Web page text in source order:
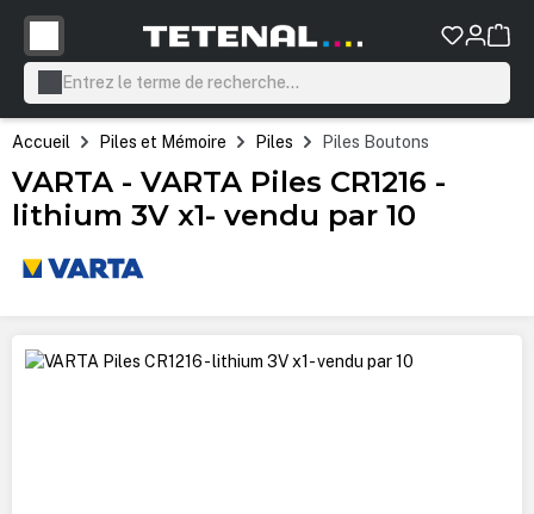
principal
Accueil Piles et Mémoire Piles Piles Boutons
VARTA - VARTA Piles CR1216 -
lithium 3V x1- vendu par 10
Ignorer la galerie d'images